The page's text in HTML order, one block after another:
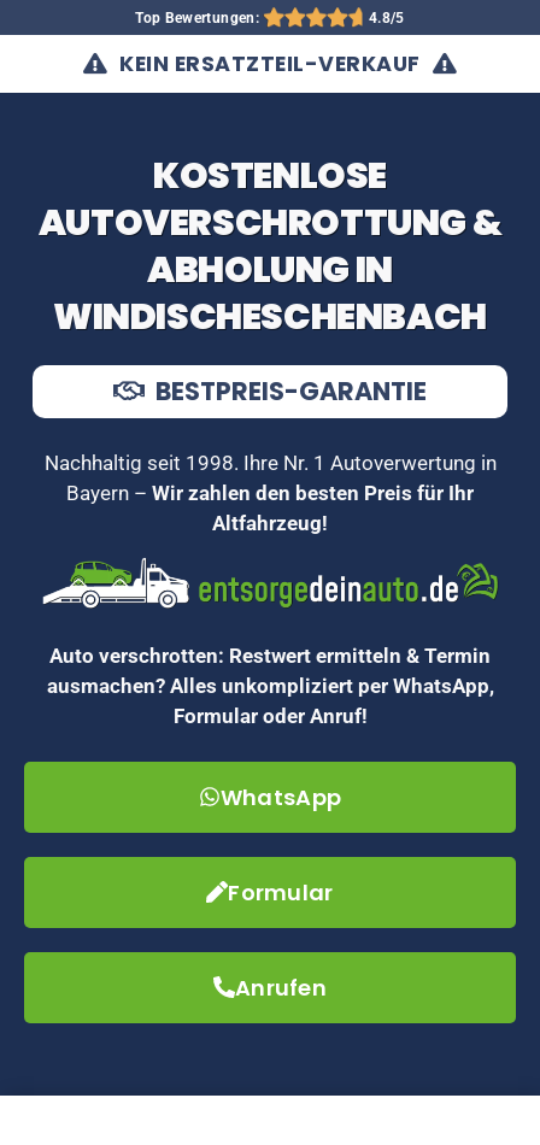
Top Bewertungen: 4.8/5
KEIN ERSATZTEIL-VERKAUF
KOSTENLOSE
AUTOVERSCHROTTUNG &
ABHOLUNG IN
WINDISCHESCHENBACH
BESTPREIS-GARANTIE
Nachhaltig seit 1998. Ihre Nr. 1 Autoverwertung in
Bayern – Wir zahlen den besten Preis für Ihr
Altfahrzeug!
Auto verschrotten: Restwert ermitteln & Termin
ausmachen? Alles unkompliziert per WhatsApp,
Formular oder Anruf!
WhatsApp
Formular
Anrufen